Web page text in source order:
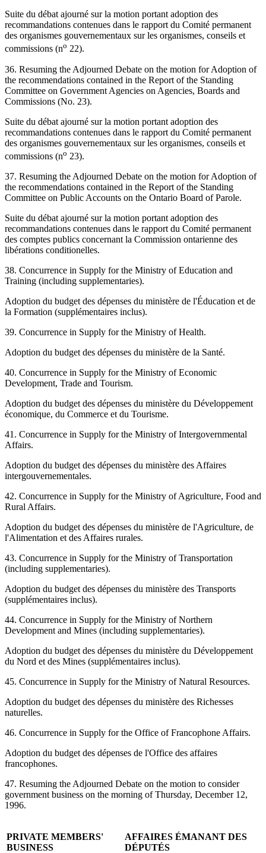
Suite du débat ajourné sur la motion portant adoption des
recommandations contenues dans le rapport du Comité permanent
des organismes gouvernementaux sur les organismes, conseils et
commissions (no 22).
36. Resuming the Adjourned Debate on the motion for Adoption of
the recommendations contained in the Report of the Standing
Committee on Government Agencies on Agencies, Boards and
Commissions (No. 23).
Suite du débat ajourné sur la motion portant adoption des
recommandations contenues dans le rapport du Comité permanent
des organismes gouvernementaux sur les organismes, conseils et
commissions (no 23).
37. Resuming the Adjourned Debate on the motion for Adoption of
the recommendations contained in the Report of the Standing
Committee on Public Accounts on the Ontario Board of Parole.
Suite du débat ajourné sur la motion portant adoption des
recommandations contenues dans le rapport du Comité permanent
des comptes publics concernant la Commission ontarienne des
libérations conditionelles.
38. Concurrence in Supply for the Ministry of Education and
Training (including supplementaries).
Adoption du budget des dépenses du ministère de l'Éducation et de
la Formation (supplémentaires inclus).
39. Concurrence in Supply for the Ministry of Health.
Adoption du budget des dépenses du ministère de la Santé.
40. Concurrence in Supply for the Ministry of Economic
Development, Trade and Tourism.
Adoption du budget des dépenses du ministère du Développement
économique, du Commerce et du Tourisme.
41. Concurrence in Supply for the Ministry of Intergovernmental
Affairs.
Adoption du budget des dépenses du ministère des Affaires
intergouvernementales.
42. Concurrence in Supply for the Ministry of Agriculture, Food and
Rural Affairs.
Adoption du budget des dépenses du ministère de l'Agriculture, de
l'Alimentation et des Affaires rurales.
43. Concurrence in Supply for the Ministry of Transportation
(including supplementaries).
Adoption du budget des dépenses du ministère des Transports
(supplémentaires inclus).
44. Concurrence in Supply for the Ministry of Northern
Development and Mines (including supplementaries).
Adoption du budget des dépenses du ministère du Développement
du Nord et des Mines (supplémentaires inclus).
45. Concurrence in Supply for the Ministry of Natural Resources.
Adoption du budget des dépenses du ministère des Richesses
naturelles.
46. Concurrence in Supply for the Office of Francophone Affairs.
Adoption du budget des dépenses de l'Office des affaires
francophones.
47. Resuming the Adjourned Debate on the motion to consider
government business on the morning of Thursday, December 12,
1996.
PRIVATE MEMBERS'
BUSINESS
AFFAIRES ÉMANANT DES
DÉPUTÉS